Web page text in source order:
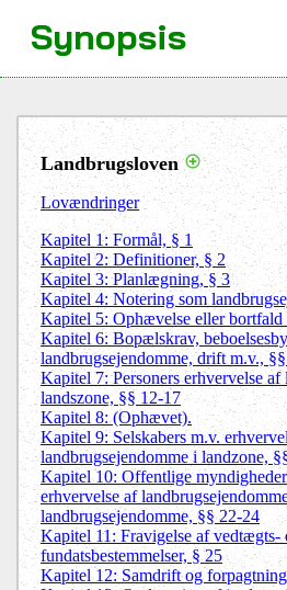
Landbrugsloven
Lovændringer
Kapitel 1: Formål, § 1
Kapitel 2: Definitioner, § 2
Kapitel 3: Planlægning, § 3
Kapitel 4: Notering som
Kapitel 5: Ophævelse eller
Kapitel 6: Bopælskrav,
landbrugsejendomme, drift m.v.,
Kapitel 7: Personers erhvervelse
landszone, §§ 12-17
Kapitel 8: (Ophævet).
Kapitel 9: Selskabers m.v.
landbrugsejendomme i landzone,
Kapitel 10: Offentlige
erhvervelse af
landbrugsejendomme, §§ 22-24
Kapitel 11: Fravigelse af vedtægts-
fundatsbestemmelser, § 25
Kapitel 12: Samdrift og
Synopsis